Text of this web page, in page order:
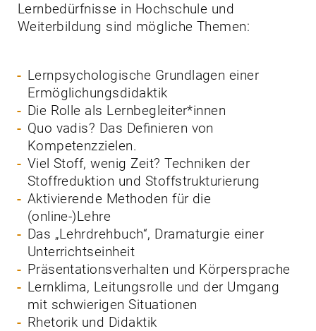
Lernbedürfnisse in Hochschule und
Weiterbildung sind mögliche Themen:
Lernpsychologische Grundlagen einer
Ermöglichungsdidaktik
Die Rolle als Lernbegleiter*innen
Quo vadis? Das Definieren von
Kompetenzzielen.
Viel Stoff, wenig Zeit? Techniken der
Stoffreduktion und Stoffstrukturierung
Aktivierende Methoden für die
(online-)Lehre
Das „Lehrdrehbuch“, Dramaturgie einer
Unterrichtseinheit
Präsentationsverhalten und Körpersprache
Lernklima, Leitungsrolle und der Umgang
mit schwierigen Situationen
Rhetorik und Didaktik